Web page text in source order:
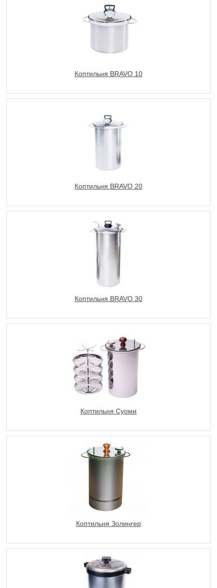
Коптильня BRAVO 10
Коптильня BRAVO 20
Коптильня BRAVO 30
Коптильня Суоми
Коптильня Золингер